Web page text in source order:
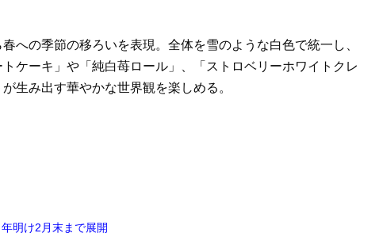
の季節の移ろいを表現。全体を雪のような白色で統一し、
ケーキ」や「純白苺ロール」、「ストロベリーホワイトクレ
生み出す華やかな世界観を楽しめる。
明け2月末まで展開